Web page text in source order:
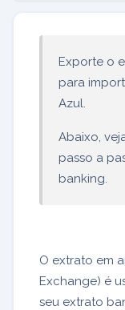
Exporte o
para
Azul.
Abaixo,
passo a
banking.
O extrato em
Exchange) é
seu extrato